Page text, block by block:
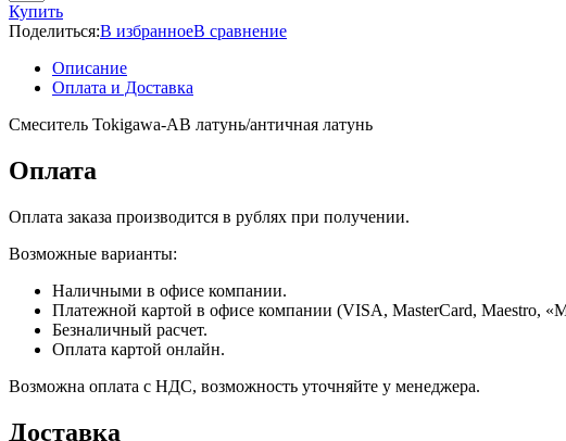
Купить
Поделиться:В избранноеВ сравнение
Описание
Оплата и Доставка
Смеситель Tokigawa-AB латунь/античная латунь
Оплата
Оплата заказа производится в рублях при получении.
Возможные варианты:
Наличными в офисе компании.
Платежной картой в офисе компании (VISA, MasterCard, Maestro,
Безналичный расчет.
Оплата картой онлайн.
Возможна оплата с НДС, возможность уточняйте у менеджера.
Доставка